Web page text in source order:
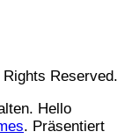
Reserved.
Hello
. Präsentiert